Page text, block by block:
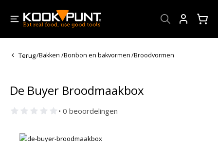
Terug/Bakken /Bonbon en bakvormen/Broodvormen
De Buyer Broodmaakbox
• 0 beoordelingen